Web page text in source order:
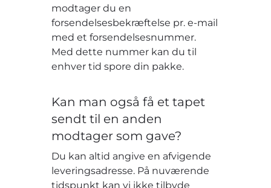
modtager du en
forsendelsesbekræftelse pr. e-mail
med et forsendelsesnummer.
Med dette nummer kan du til
enhver tid spore din pakke.
Kan man også få et tapet
sendt til en anden
modtager som gave?
Du kan altid angive en afvigende
leveringsadresse. På nuværende
tidspunkt kan vi ikke tilbyde